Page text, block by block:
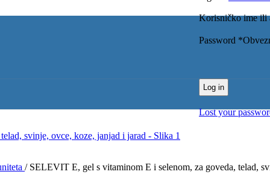
Korisničko ime ili
Password *
Log in
Lost your
/ SELEVIT E, gel s vitaminom E i selenom, za goveda, telad,